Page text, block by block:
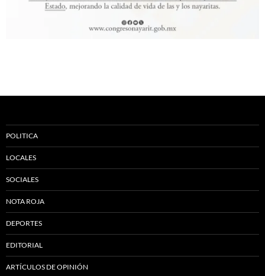
POLITICA
LOCALES
SOCIALES
NOTA ROJA
DEPORTES
EDITORIAL
ARTÍCULOS DE OPINIÓN